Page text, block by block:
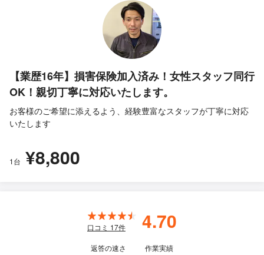
【業歴16年】損害保険加入済み！女性スタッフ同行
OK！親切丁寧に対応いたします。
お客様のご希望に添えるよう、経験豊富なスタッフが丁寧に対応
いたします
1台 ¥8,800
口コミ 17件 4.70
返答の速さ 作業実績